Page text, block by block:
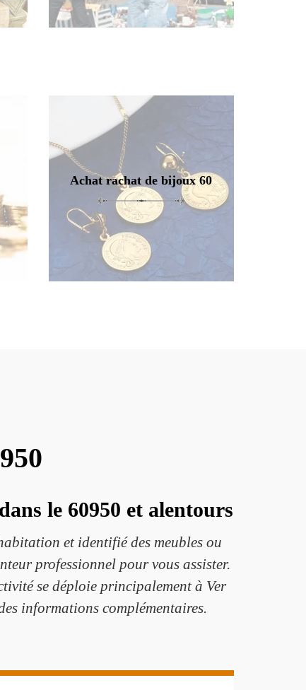
Achat rachat de bijoux 60
le 60950 et alentours
et identifié des meubles ou
professionnel pour vous assister.
se déploie principalement à Ver
informations complémentaires.